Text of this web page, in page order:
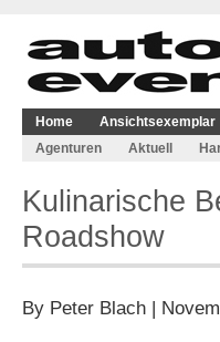
Home Ansichtsexemplar
Agenturen
Aktuell
Kulinarische
Roadshow
By Peter Blach |